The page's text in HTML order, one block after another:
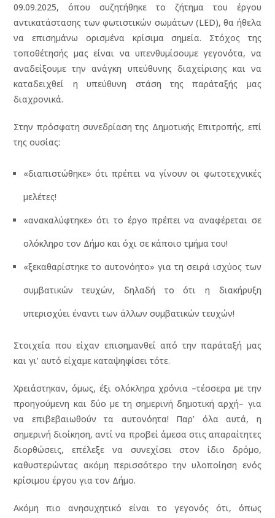
09.09.2025, όπου συζητήθηκε το ζήτημα του έργου
αντικατάστασης των φωτιστικών σωμάτων (LED), θα ήθελα
να επισημάνω ορισμένα κρίσιμα σημεία. Στόχος της
τοποθέτησής μας είναι να υπενθυμίσουμε γεγονότα, να
αναδείξουμε την ανάγκη υπεύθυνης διαχείρισης και να
καταδειχθεί η υπεύθυνη στάση της παράταξής μας
διαχρονικά.
Στην πρόσφατη συνεδρίαση της Δημοτικής Επιτροπής, επί
της ουσίας:
«διαπιστώθηκε» ότι πρέπει να γίνουν οι φωτοτεχνικές
μελέτες!
«ανακαλύφτηκε» ότι το έργο πρέπει να αναφέρεται σε
ολόκληρο τον Δήμο και όχι σε κάποιο τμήμα του!
«ξεκαθαρίστηκε το αυτονόητο» για τη σειρά ισχύος των
συμβατικών τευχών, δηλαδή το ότι η διακήρυξη
υπερισχύει έναντι των άλλων συμβατικών τευχών!
Στοιχεία που είχαν επισημανθεί από την παράταξή μας
και γι’ αυτό είχαμε καταψηφίσει τότε.
Χρειάστηκαν, όμως, έξι ολόκληρα χρόνια –τέσσερα με την
προηγούμενη και δύο με τη σημερινή δημοτική αρχή– για
να επιβεβαιωθούν τα αυτονόητα! Παρ’ όλα αυτά, η
σημερινή διοίκηση, αντί να προβεί άμεσα στις απαραίτητες
διορθώσεις, επέλεξε να συνεχίσει στον ίδιο δρόμο,
καθυστερώντας ακόμη περισσότερο την υλοποίηση ενός
κρίσιμου έργου για τον Δήμο.
Ακόμη πιο ανησυχητικό είναι το γεγονός ότι, όπως